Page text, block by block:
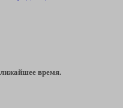
время.